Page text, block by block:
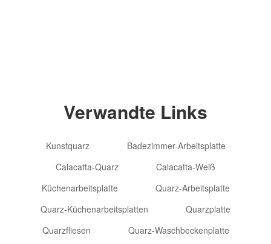
Verwandte Links
Kunstquarz
Badezimmer-Arbeitsplatte
Calacatta-Quarz
Calacatta-Weiß
Küchenarbeitsplatte
Quarz-Arbeitsplatte
Quarz-Küchenarbeitsplatten
Quarzplatte
Quarzfliesen
Quarz-Waschbeckenplatte